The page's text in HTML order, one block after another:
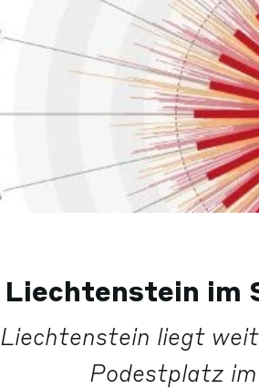
Liechtenstein im
Liechtenstein liegt
Podestplatz